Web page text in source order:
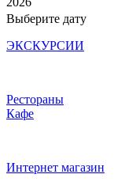
Выберите дату
ЭКСКУРСИИ
Рестораны
Кафе
Интернет магазин